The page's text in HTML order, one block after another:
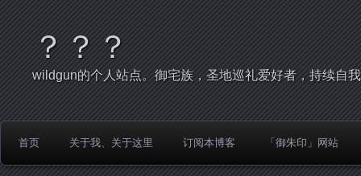
？？？
wildgun的个人站点。御宅族，圣地巡礼爱好者，持续自
首页 关于我、关于这里 订阅本博客 「御朱印」网站